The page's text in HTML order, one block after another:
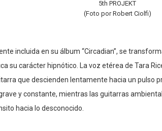
5th PROJEKT
(Foto por Robert Ciolfi)
incluida en su álbum “Circadian”, se
su carácter hipnótico. La voz etérea de Tara
que descienden lentamente hacia un pulso
y constante, mientras las guitarras
hacia lo desconocido.